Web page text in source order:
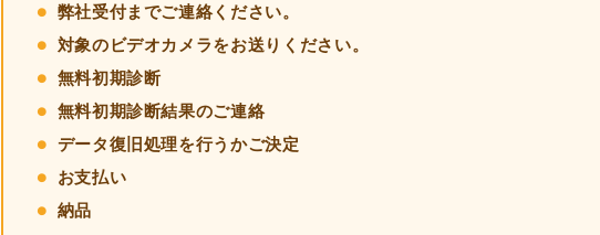
弊社受付までご連絡ください。
対象のビデオカメラをお送りください。
無料初期診断
無料初期診断結果のご連絡
データ復旧処理を行うかご決定
お支払い
納品